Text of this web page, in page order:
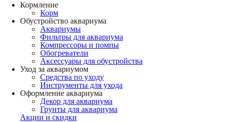
Кормление
Корм
Обустройство аквариума
Аквариумы
Фильтры для аквариума
Компрессоры и помпы
Обогреватели
Аксессуары для обустройства
Уход за аквариумом
Средства по уходу
Инструменты для ухода
Оформление аквариума
Декор для аквариума
Грунты для аквариума
Акции и скидки